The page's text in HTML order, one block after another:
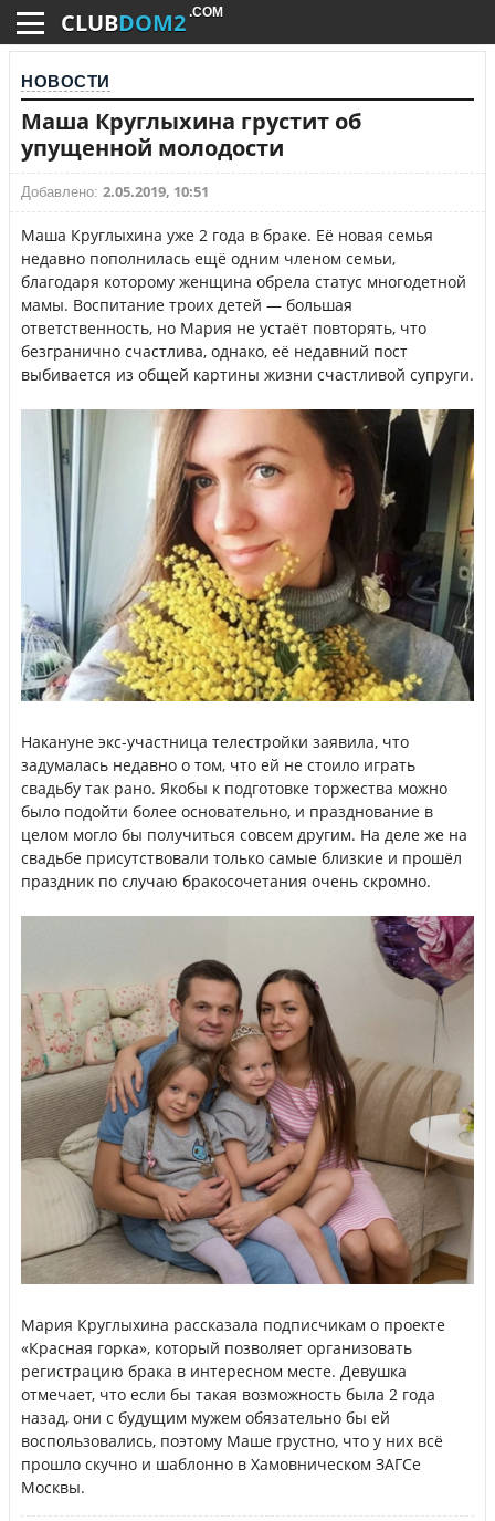
CLUBDOM2 .COM
НОВОСТИ
Маша Круглыхина грустит об
упущенной молодости
Добавлено: 2.05.2019, 10:51
Маша Круглыхина уже 2 года в браке. Её новая семья
недавно пополнилась ещё одним членом семьи,
благодаря которому женщина обрела статус многодетной
мамы. Воспитание троих детей — большая
ответственность, но Мария не устаёт повторять, что
безгранично счастлива, однако, её недавний пост
выбивается из общей картины жизни счастливой супруги.
Накануне экс-участница телестройки заявила, что
задумалась недавно о том, что ей не стоило играть
свадьбу так рано. Якобы к подготовке торжества можно
было подойти более основательно, и празднование в
целом могло бы получиться совсем другим. На деле же на
свадьбе присутствовали только самые близкие и прошёл
праздник по случаю бракосочетания очень скромно.
Мария Круглыхина рассказала подписчикам о проекте
«Красная горка», который позволяет организовать
регистрацию брака в интересном месте. Девушка
отмечает, что если бы такая возможность была 2 года
назад, они с будущим мужем обязательно бы ей
воспользовались, поэтому Маше грустно, что у них всё
прошло скучно и шаблонно в Хамовническом ЗАГСе
Москвы.